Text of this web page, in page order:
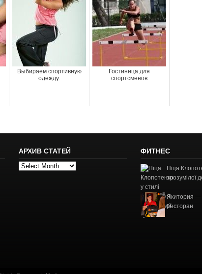
Выбираем спортивную
одежду.
Гостиница для
спортсменов
АРХИВ СТАТЕЙ
Архив
ФИТНЕС
Піца
зрозумілої
Якитория —
ресторан